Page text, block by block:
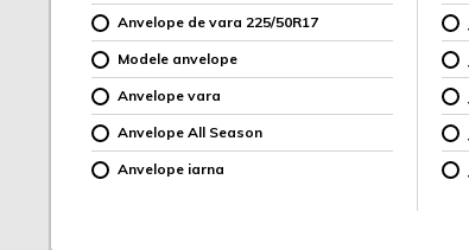
Anvelope de vara 225/50R17
Modele anvelope
Anvelope vara
Anvelope All Season
Anvelope iarna